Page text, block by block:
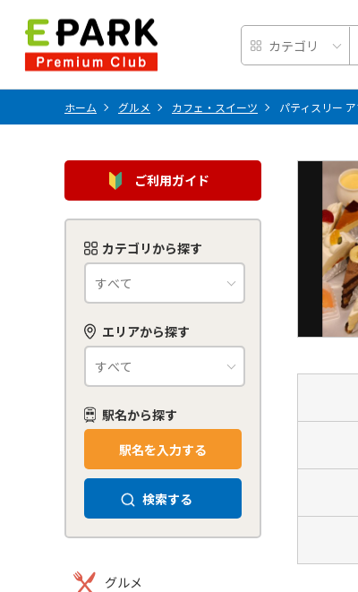
ホーム グルメ カフェ・スイーツ パティスリー
ご利用ガイド
カテゴリから探す
エリアから探す
駅名から探す
駅名を入力する
検索する
グルメ